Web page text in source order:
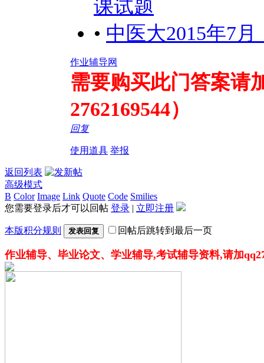
课试题
• 中医大2015年7
作业辅导网
需要购买此门答案请
2762169544）
回复
使用道具 举报
返回列表
高级模式
B Color Image Link Quote Code Smilies
您需要登录后才可以回帖 登录 | 立即注册
本版积分规则 发表回复 回帖后跳转到最后一页
作业辅导、毕业论文、学业辅导,考试辅导资料,请加